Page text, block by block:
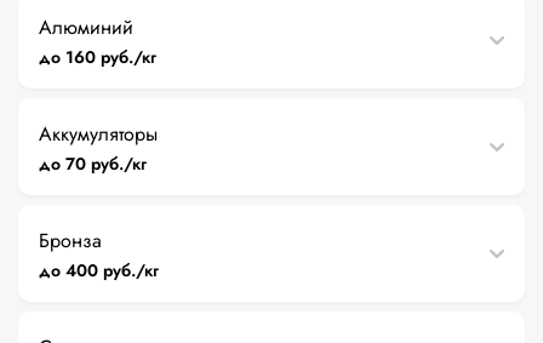
Алюминий
до 160 руб./кг
Аккумуляторы
до 70 руб./кг
Бронза
до 400 руб./кг